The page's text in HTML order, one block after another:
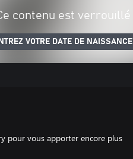
contenu est verrouillé
VOTRE DATE DE NAISSANCE
pour vous apporter encore plus